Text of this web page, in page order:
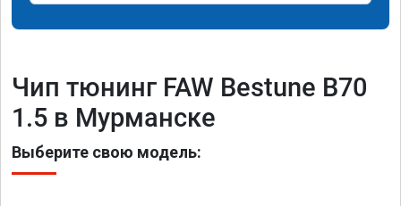
Чип тюнинг FAW Bestune B70
1.5 в Мурманске
Выберите свою модель: